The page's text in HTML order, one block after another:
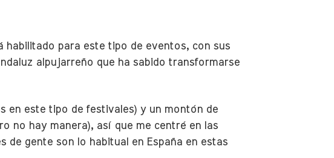
habilitado para este tipo de eventos, con sus
alpujarreño que ha sabido transformarse
en este tipo de festivales) y un montón de
no hay manera), así que me centré en las
de gente son lo habitual en España en estas